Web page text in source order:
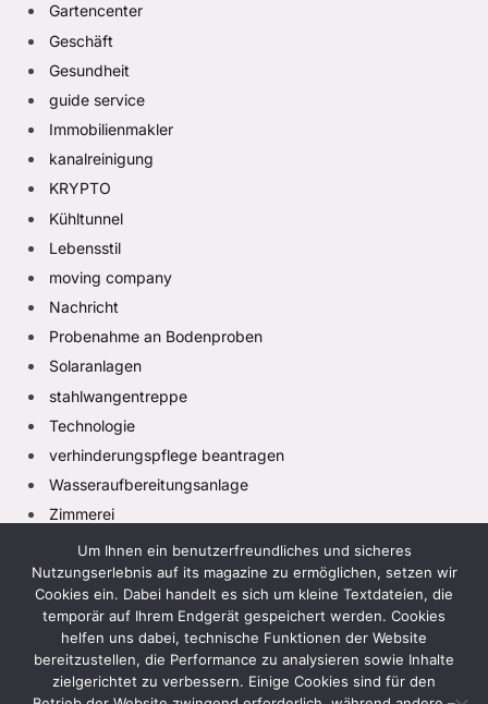
Gartencenter
Geschäft
Gesundheit
guide service
Immobilienmakler
kanalreinigung
KRYPTO
Kühltunnel
Lebensstil
moving company
Nachricht
Probenahme an Bodenproben
Solaranlagen
stahlwangentreppe
Technologie
verhinderungspflege beantragen
Wasseraufbereitungsanlage
Zimmerei
Facebook
X
InstagramPinterestTikTok
Um Ihnen ein benutzerfreundliches und sicheres
Nutzungserlebnis auf its magazine zu ermöglichen, setzen wir
Cookies ein. Dabei handelt es sich um kleine Textdateien, die
temporär auf Ihrem Endgerät gespeichert werden. Cookies
helfen uns dabei, technische Funktionen der Website
bereitzustellen, die Performance zu analysieren sowie Inhalte
zielgerichtet zu verbessern. Einige Cookies sind für den